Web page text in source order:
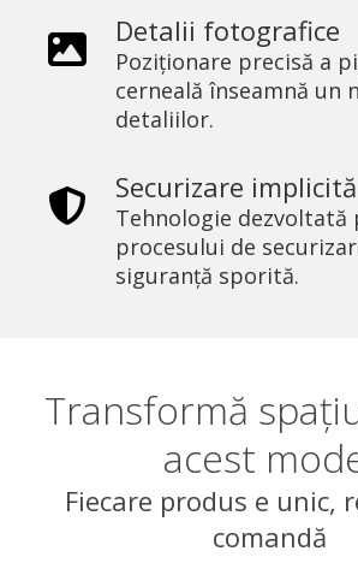
Detalii fotografice
Poziționare precisă a
cerneală înseamnă un
detaliilor.
Securizare implicită
Tehnologie dezvoltată
procesului de
siguranță sporită.
Transformă
acest
Fiecare produs e unic,
comandă